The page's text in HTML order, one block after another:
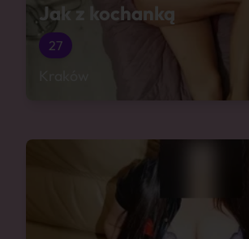
Jak z kochanką
27